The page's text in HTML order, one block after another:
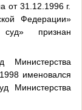
от 31.12.1996 г.
Федерации»
суд» признан
Министерства
именовался
Министерства